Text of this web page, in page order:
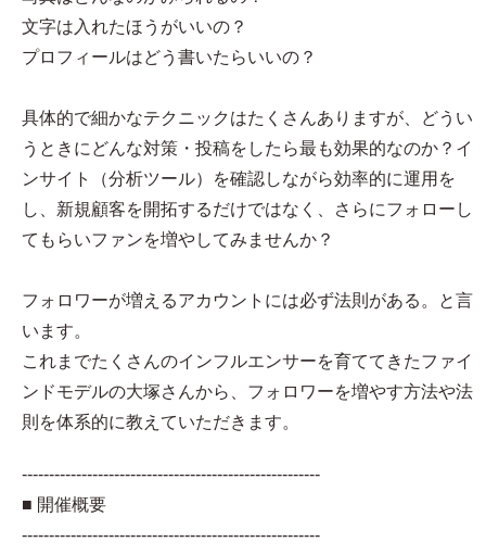
文字は入れたほうがいいの？
プロフィールはどう書いたらいいの？
具体的で細かなテクニックはたくさんありますが、どうい
うときにどんな対策・投稿をしたら最も効果的なのか？イ
ンサイト（分析ツール）を確認しながら効率的に運用を
し、新規顧客を開拓するだけではなく、さらにフォローし
てもらいファンを増やしてみませんか？
フォロワーが増えるアカウントには必ず法則がある。と言
います。
これまでたくさんのインフルエンサーを育ててきたファイ
ンドモデルの大塚さんから、フォロワーを増やす方法や法
則を体系的に教えていただきます。
-------------------------------------------------------
■ 開催概要
-------------------------------------------------------